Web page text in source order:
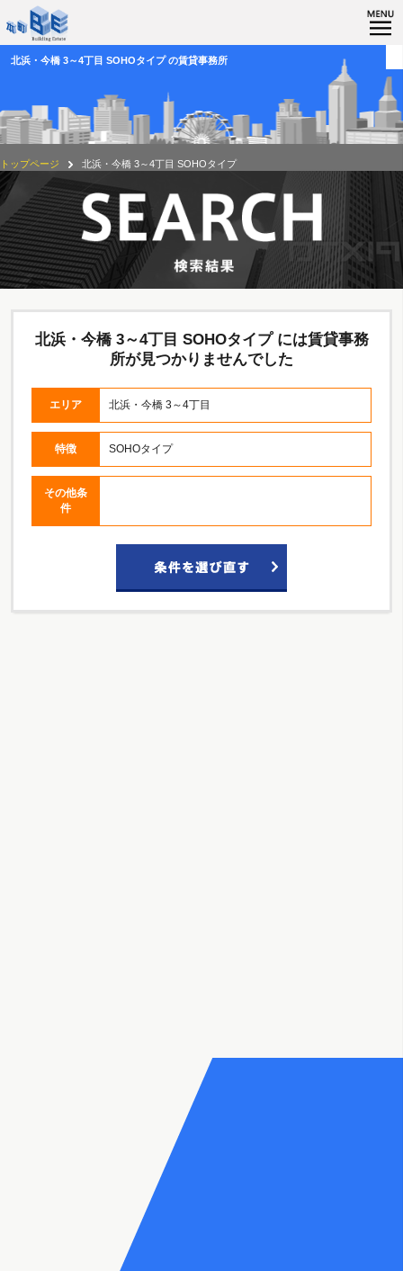
北浜・今橋 3～4丁目 SOHOタイプ の賃貸事務所
トップページ 北浜・今橋 3～4丁目 SOHOタイプ
北浜・今橋 3～4丁目 SOHOタイプ には賃貸事務
所が見つかりませんでした
エリア 北浜・今橋 3～4丁目
特徴 SOHOタイプ
その他条
件